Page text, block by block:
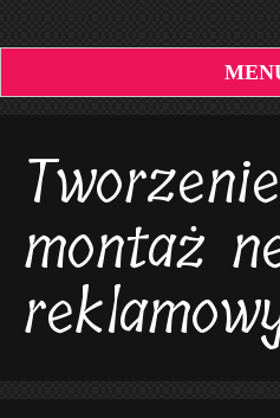
montaż